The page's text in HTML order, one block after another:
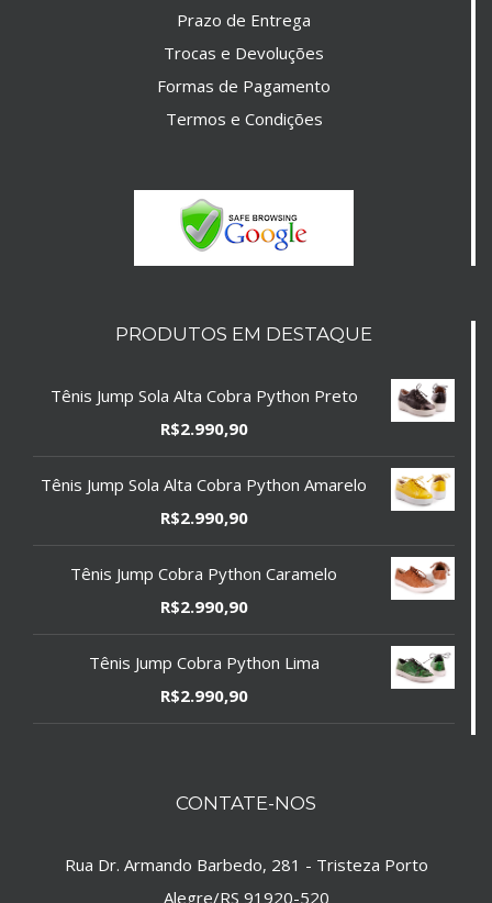
Prazo de Entrega
Trocas e Devoluções
Formas de Pagamento
Termos e Condições
PRODUTOS EM DESTAQUE
Tênis Jump Sola Alta Cobra Python Preto
R$2.990,90
Tênis Jump Sola Alta Cobra Python Amarelo
R$2.990,90
Tênis Jump Cobra Python Caramelo
R$2.990,90
Tênis Jump Cobra Python Lima
R$2.990,90
CONTATE-NOS
Rua Dr. Armando Barbedo, 281 - Tristeza Porto
Alegre/RS 91920-520